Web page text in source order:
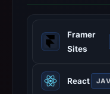
Framer
Sites
Framer
platform
React